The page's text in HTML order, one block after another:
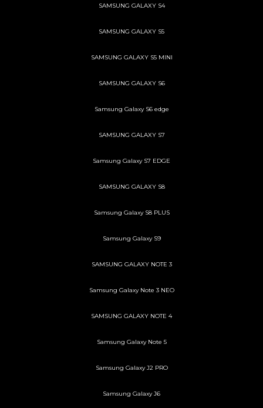
SAMSUNG GALAXY S4
SAMSUNG GALAXY S5
SAMSUNG GALAXY S5 MINI
SAMSUNG GALAXY S6
Samsung Galaxy S6 edge
SAMSUNG GALAXY S7
Samsung Galaxy S7 EDGE
SAMSUNG GALAXY S8
Samsung Galaxy S8 PLUS
Samsung Galaxy S9
SAMSUNG GALAXY NOTE 3
Samsung Galaxy Note 3 NEO
SAMSUNG GALAXY NOTE 4
Samsung Galaxy Note 5
Samsung Galaxy J2 PRO
Samsung Galaxy J6